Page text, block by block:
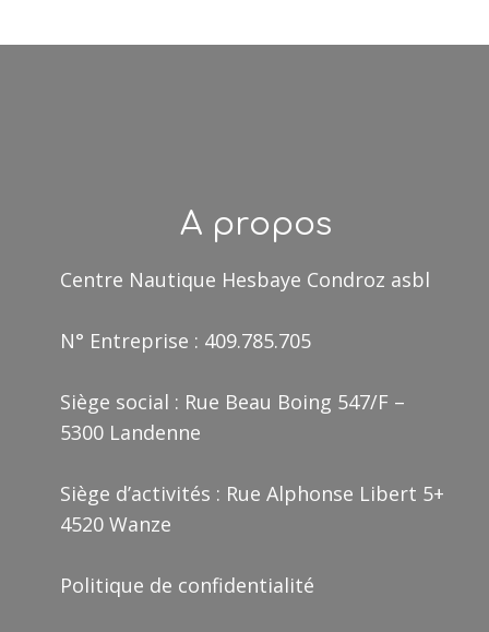
A propos
Centre Nautique Hesbaye Condroz asbl
N° Entreprise : 409.785.705
Siège social : Rue Beau Boing 547/F –
5300 Landenne
Siège d’activités : Rue Alphonse Libert 5+
4520 Wanze
Politique de confidentialité